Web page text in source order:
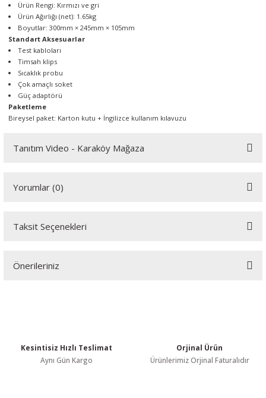
Ürün Rengi: Kırmızı ve gri
Ürün Ağırlığı (net): 1.65kg
Boyutlar: 300mm × 245mm × 105mm
Standart Aksesuarlar
Test kabloları
Timsah klips
Sıcaklık probu
Çok amaçlı soket
Güç adaptörü
Paketleme
Bireysel paket: Karton kutu + İngilizce kullanım kılavuzu
Tanıtım Video - Karaköy Mağaza
Yorumlar (0)
Bu ürüne ilk yorumu siz yapın!
Taksit Seçenekleri
Önerileriniz
Ürün resmi kalitesiz, bozuk veya görüntülenemiyor.
Kesintisiz Hızlı Teslimat
Aynı Gün Kargo
Orjinal Ürün
Ürünlerimiz Orjinal Faturalıdır